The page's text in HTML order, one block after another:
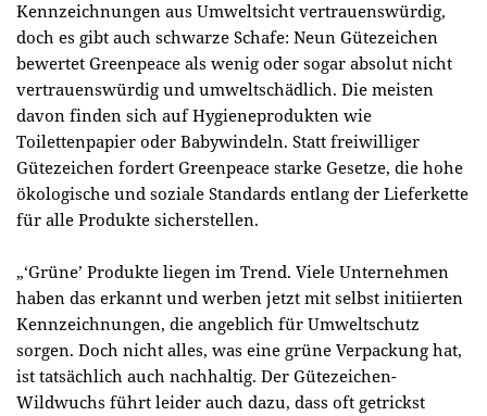
Kennzeichnungen aus Umweltsicht vertrauenswürdig,
doch es gibt auch schwarze Schafe: Neun Gütezeichen
bewertet Greenpeace als wenig oder sogar absolut nicht
vertrauenswürdig und umweltschädlich. Die meisten
davon finden sich auf Hygieneprodukten wie
Toilettenpapier oder Babywindeln. Statt freiwilliger
Gütezeichen fordert Greenpeace starke Gesetze, die hohe
ökologische und soziale Standards entlang der Lieferkette
für alle Produkte sicherstellen.
„‘Grüne’ Produkte liegen im Trend. Viele Unternehmen
haben das erkannt und werben jetzt mit selbst initiierten
Kennzeichnungen, die angeblich für Umweltschutz
sorgen. Doch nicht alles, was eine grüne Verpackung hat,
ist tatsächlich auch nachhaltig. Der Gütezeichen-
Wildwuchs führt leider auch dazu, dass oft getrickst